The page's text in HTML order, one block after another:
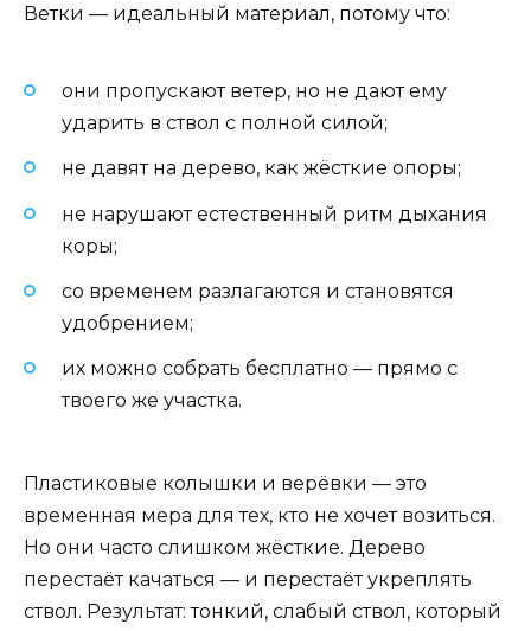
Ветки — идеальный материал, потому что:
они пропускают ветер, но не дают ему
ударить в ствол с полной силой;
не давят на дерево, как жёсткие опоры;
не нарушают естественный ритм дыхания
коры;
со временем разлагаются и становятся
удобрением;
их можно собрать бесплатно — прямо с
твоего же участка.
Пластиковые колышки и верёвки — это
временная мера для тех, кто не хочет возиться.
Но они часто слишком жёсткие. Дерево
перестаёт качаться — и перестаёт укреплять
ствол. Результат: тонкий, слабый ствол, который